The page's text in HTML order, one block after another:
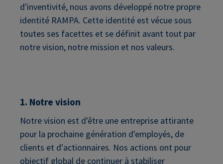
d'inventivité, nous avons développé notre propre
identité RAMPA. Cette identité est vécue sous
toutes ses facettes et se définit avant tout par
notre vision, notre mission et nos valeurs.
1. Notre vision
Notre vision est d'être une entreprise attirante
pour la prochaine génération d'employés, de
clients et d'actionnaires. Nos actions ont pour
objectif global de continuer à stabiliser